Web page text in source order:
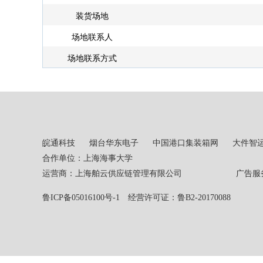
装货场地
场地联系人
场地联系方式
皖通科技 烟台华东电子 中国港口集装箱网
大件智
合作单位：上海海事大学
运营商：上海舶云供应链管理有限公司 广告服务热
鲁ICP备05016100号-1 经营许可证：鲁B2-20170088